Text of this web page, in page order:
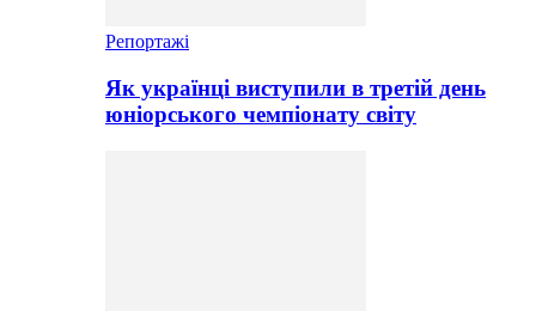
Репортажі
Як українці виступили в третій день
юніорського чемпіонату світу